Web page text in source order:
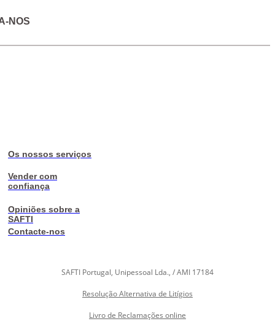
NOS
Os nossos serviços
Vender com
confiança
Opiniões sobre a
SAFTI
Contacte-nos
SAFTI Portugal, Unipessoal Lda., / AMI 17184
Resolução Alternativa de Litígios
Livro de Reclamações online